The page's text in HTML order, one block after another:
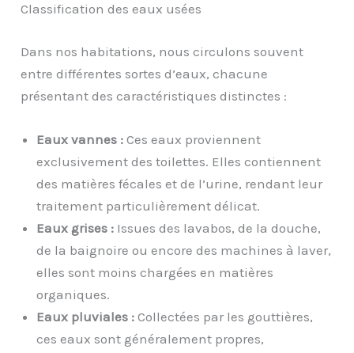
Classification des eaux usées
Dans nos habitations, nous circulons souvent
entre différentes sortes d’eaux, chacune
présentant des caractéristiques distinctes :
Eaux vannes : Ces eaux proviennent
exclusivement des toilettes. Elles contiennent
des matières fécales et de l’urine, rendant leur
traitement particulièrement délicat.
Eaux grises : Issues des lavabos, de la douche,
de la baignoire ou encore des machines à laver,
elles sont moins chargées en matières
organiques.
Eaux pluviales : Collectées par les gouttières,
ces eaux sont généralement propres,